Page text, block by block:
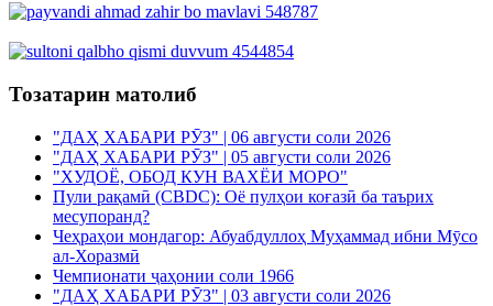
Тозатарин матолиб
"ДАҲ ХАБАРИ РӮЗ" | 06 августи соли 2026
"ДАҲ ХАБАРИ РӮЗ" | 05 августи соли 2026
"ХУДОЁ, ОБОД КУН ВАХЁИ МОРО"
Пули рақамӣ (CBDC): Оё пулҳои коғазӣ ба таърих
месупоранд?
Чеҳраҳои мондагор: Абуабдуллоҳ Муҳаммад ибни Мӯсо
ал-Хоразмӣ
Чемпионати ҷаҳонии соли 1966
"ДАҲ ХАБАРИ РӮЗ" | 03 августи соли 2026